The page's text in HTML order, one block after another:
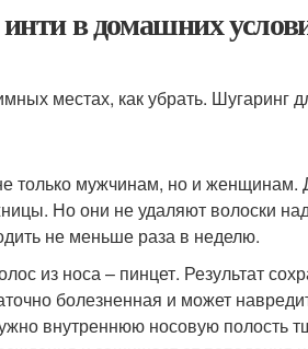
в домашних
только мужчинам, но и
Но они не удаляют волоски
не меньше раза в неделю.
из носа – пинцет. Результат
болезненная и может
внутреннюю носовую полость